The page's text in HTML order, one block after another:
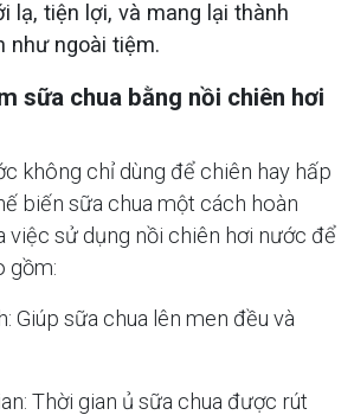
lạ, tiện lợi, và mang lại thành
như ngoài tiệm.
sữa chua bằng nồi chiên hơi
không chỉ dùng để chiên hay hấp
biến sữa chua một cách hoàn
việc sử dụng nồi chiên hơi nước để
gồm:
Giúp sữa chua lên men đều và
Thời gian ủ sữa chua được rút